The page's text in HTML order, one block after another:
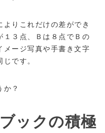
りこれだけの差ができ
１３点、Ｂは８点でＢの
メージ写真や手書き文字
です。
か？
ックの積極